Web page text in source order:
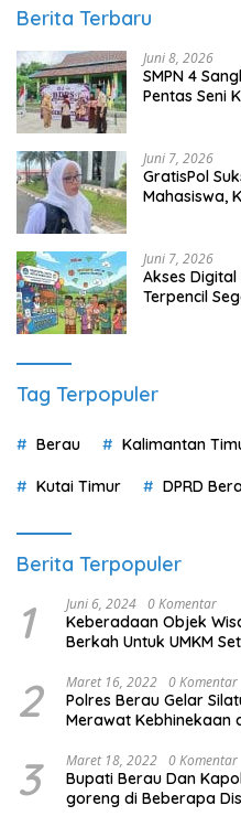
Berita Terbaru
Juni 8, 2026
SMPN 4
Pentas Seni
Juni 7, 2026
GratisPol
Mahasiswa,
Juni 7, 2026
Akses
Terpencil
Tag Terpopuler
Berau Kalimantan
Kutai Timur DPRD
Berita Terpopuler
1 Juni 6, 2024 0 Komentar
Keberadaan Objek
Berkah Untuk UMKM
2 Maret 16, 2022 0 Komentar
Polres Berau Gelar
Merawat Kebhinekaan
3 Maret 18, 2022 0 Komentar
Bupati Berau Dan
goreng di Beberapa